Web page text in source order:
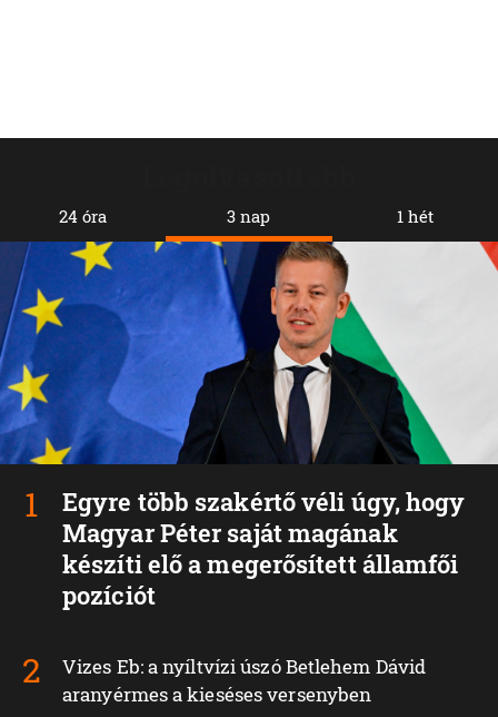
24 óra 3 nap
Egyre több szakértő véli úgy, hogy
Magyar Péter saját magának
készíti elő a megerősített államfői
pozíciót
Vizes Eb: a nyíltvízi úszó Betlehem Dávid
aranyérmes a kieséses versenyben
1 hét